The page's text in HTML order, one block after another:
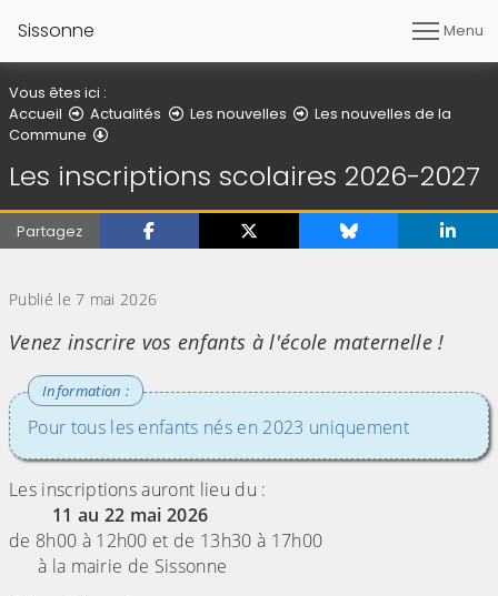
Sissonne Menu
Vous êtes ici :
Accueil
Actualités Les nouvelles
Les nouvelles de la
Commune
Les inscriptions scolaires 2026-2027
Partagez
Publié le 7 mai 2026
Venez inscrire vos enfants à l'école maternelle !
Pour tous les enfants nés en 2023 uniquement
Les inscriptions auront lieu du :
11 au 22 mai 2026
de 8h00 à 12h00 et de 13h30 à 17h00
à la mairie de Sissonne